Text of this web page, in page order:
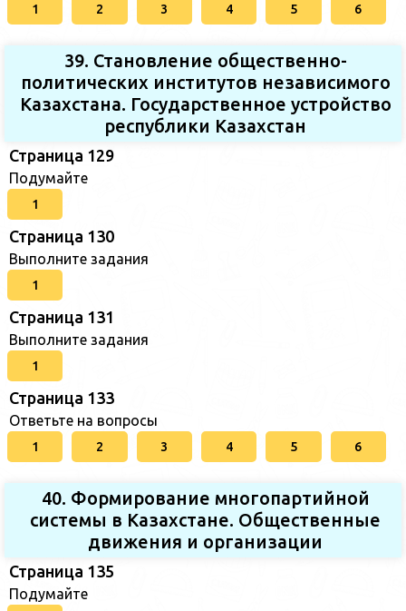
1 2 3 4 5 6
39. Становление общественно-
политических институтов независимого
Казахстана. Государственное устройство
республики Казахстан
Страница 129
Подумайте
1
Страница 130
Выполните задания
1
Страница 131
Выполните задания
1
Страница 133
Ответьте на вопросы
1 2 3 4 5 6
40. Формирование многопартийной
системы в Казахстане. Общественные
движения и организации
Страница 135
Подумайте